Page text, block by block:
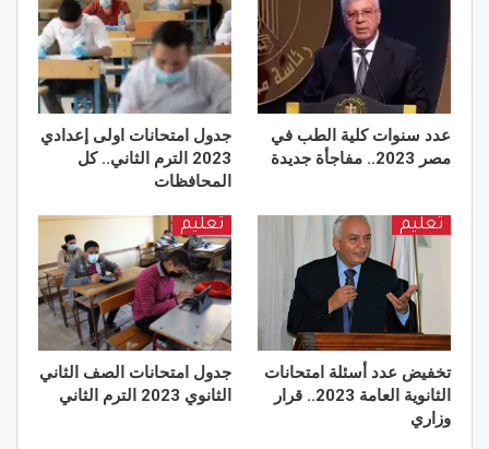
عدد سنوات كلية الطب في
مصر 2023.. مفاجأة جديدة
جدول امتحانات اولى إعدادي
2023 الترم الثاني.. كل
المحافظات
تعليم
تخفيض عدد أسئلة امتحانات
الثانوية العامة 2023.. قرار
وزاري
تعليم
جدول امتحانات الصف الثاني
الثانوي 2023 الترم الثاني